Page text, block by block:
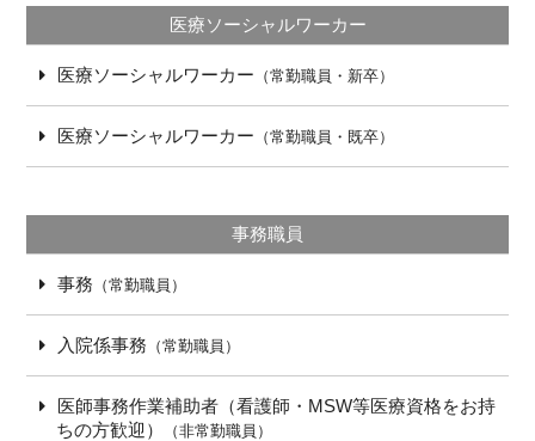
医療ソーシャルワーカー
医療ソーシャルワーカー （常勤職員・新卒）
医療ソーシャルワーカー （常勤職員・既卒）
事務職員
事務 （常勤職員）
入院係事務 （常勤職員）
医師事務作業補助者（看護師・MSW等医療資格をお持
ちの方歓迎）
（非常勤職員）